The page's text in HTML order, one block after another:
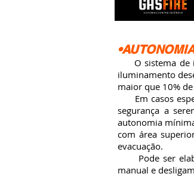
O sistema de
iluminamento
maior que 10%
Em casos
segurança a
autonomia
com área
evacuação.
Pode ser
manual e